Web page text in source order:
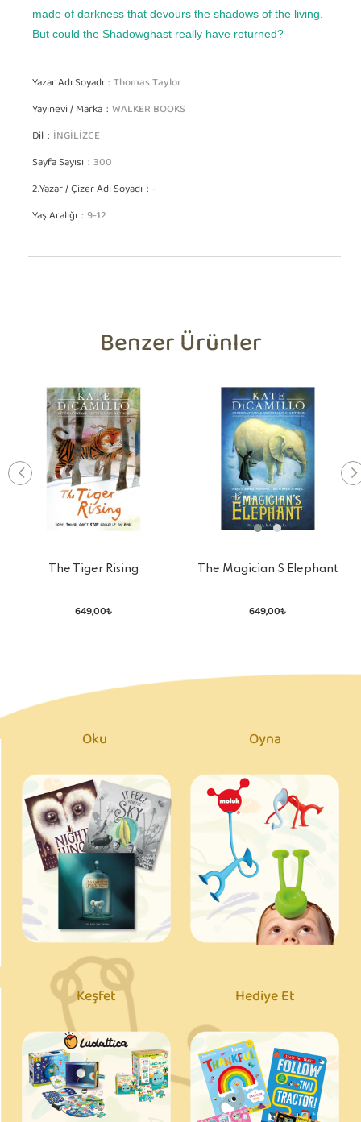
made of darkness that devours the shadows of the living.
But could the Shadowghast really have returned?
Yazar Adı Soyadı Thomas Taylor
Yayınevi / Marka WALKER BOOKS
Dil İNGİLİZCE
Sayfa Sayısı 300
2.Yazar / Çizer Adı Soyadı -
Yaş Aralığı 9-12
Benzer Ürünler
The Tiger Rising
649,00₺
The Magician S Elephant
649,00₺
Oku Oyna
Keşfet Hediye Et